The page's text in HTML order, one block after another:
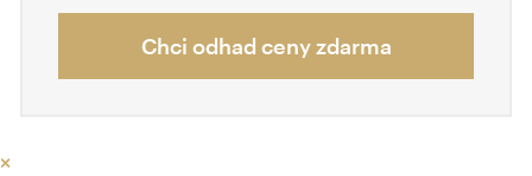
Chci odhad ceny zdarma
×